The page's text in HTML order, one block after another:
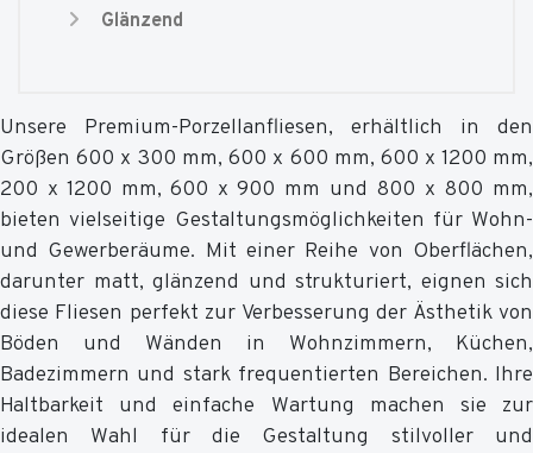
Glänzend
Unsere Premium-Porzellanfliesen, erhältlich in den
Größen 600 x 300 mm, 600 x 600 mm, 600 x 1200 mm,
200 x 1200 mm, 600 x 900 mm und 800 x 800 mm,
bieten vielseitige Gestaltungsmöglichkeiten für Wohn-
und Gewerberäume. Mit einer Reihe von Oberflächen,
darunter matt, glänzend und strukturiert, eignen sich
diese Fliesen perfekt zur Verbesserung der Ästhetik von
Böden und Wänden in Wohnzimmern, Küchen,
Badezimmern und stark frequentierten Bereichen. Ihre
Haltbarkeit und einfache Wartung machen sie zur
idealen Wahl für die Gestaltung stilvoller und